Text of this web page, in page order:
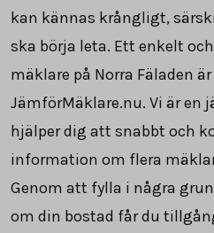
kan kännas krångligt,
ska börja leta. Ett enkelt
mäklare på Norra Fäladen
JämförMäklare.nu. Vi är en
hjälper dig att snabbt och
information om flera
Genom att fylla i några
om din bostad får du